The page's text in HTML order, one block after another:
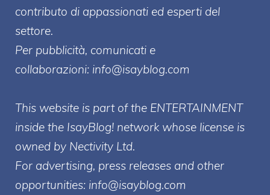
contributo di appassionati ed esperti del
settore.
Per pubblicità, comunicati e
collaborazioni: info@isayblog.com
This website is part of the ENTERTAINMENT
inside the IsayBlog! network whose license is
owned by Nectivity Ltd.
For advertising, press releases and other
opportunities: info@isayblog.com